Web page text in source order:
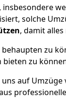
insbesondere
solche
, damit
zu
bieten zu
auf